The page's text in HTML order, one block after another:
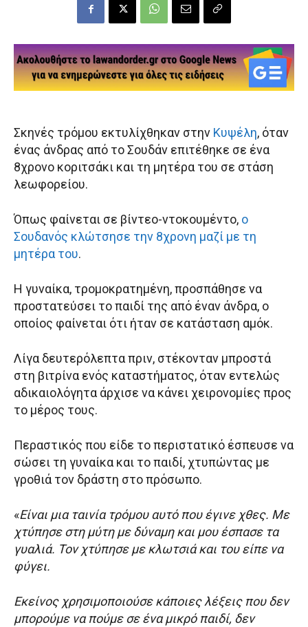
Σκηνές τρόμου εκτυλίχθηκαν στην Κυψέλη, όταν
ένας άνδρας από το Σουδάν επιτέθηκε σε ένα
8χρονο κοριτσάκι και τη μητέρα του σε στάση
λεωφορείου.
Όπως φαίνεται σε βίντεο-ντοκουμέντο, ο
Σουδανός κλώτσησε την 8χρονη μαζί με τη
μητέρα του.
Η γυναίκα, τρομοκρατημένη, προσπάθησε να
προστατεύσει το παιδί της από έναν άνδρα, ο
οποίος φαίνεται ότι ήταν σε κατάσταση αμόκ.
Λίγα δευτερόλεπτα πριν, στέκονταν μπροστά
στη βιτρίνα ενός καταστήματος, όταν εντελώς
αδικαιολόγητα άρχισε να κάνει χειρονομίες προς
το μέρος τους.
Περαστικός που είδε το περιστατικό έσπευσε να
σώσει τη γυναίκα και το παιδί, χτυπώντας με
γροθιά τον δράστη στο πρόσωπο.
«Είναι μια ταινία τρόμου αυτό που έγινε χθες. Με
χτύπησε στη μύτη με δύναμη και μου έσπασε τα
γυαλιά. Τον χτύπησε με κλωτσιά και του είπε να
φύγει.
Εκείνος χρησιμοποιούσε κάποιες λέξεις που δεν
μπορούμε να πούμε σε ένα μικρό παιδί, δεν